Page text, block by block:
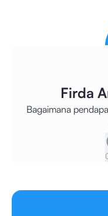
Firda
Bagaimana